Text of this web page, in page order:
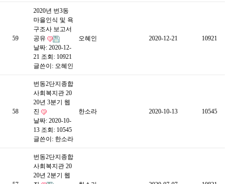
59
2020년 번3동
마을인식 및 욕
구조사 보고서
공유
날짜: 2020-12-
21 조회: 10921
글쓴이: 오혜인
오혜인 2020-12-21 10921
58
번동2단지종합
사회복지관 20
20년 3분기 웹
진
날짜: 2020-10-
13 조회: 10545
글쓴이: 한소라
한소라 2020-10-13 10545
번동2단지종합
사회복지관 20
20년 2분기 웹